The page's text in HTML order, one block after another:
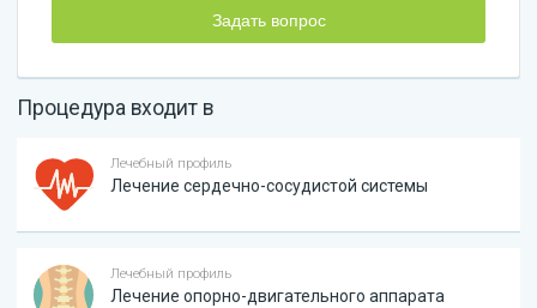
Задать вопрос
Процедура входит в
Лечебный профиль
Лечение сердечно-сосудистой системы
Лечебный профиль
Лечение опорно-двигательного аппарата